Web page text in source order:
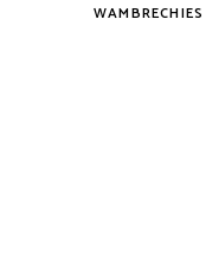
WAMBRECHIES